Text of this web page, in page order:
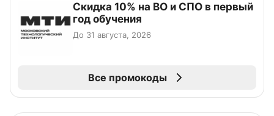
Скидка 10% на ВО и СПО в первый
год обучения
До 31 августа, 2026
Все промокоды